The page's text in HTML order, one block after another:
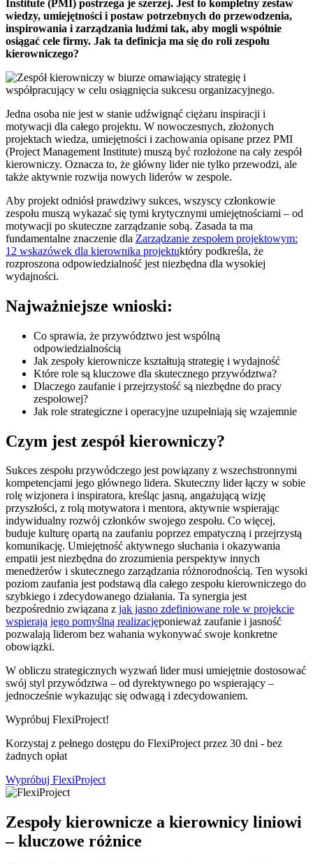
Institute (PMI) postrzega je szerzej. Jest to kompletny zestaw
wiedzy, umiejętności i postaw potrzebnych do przewodzenia,
inspirowania i zarządzania ludźmi tak, aby mogli wspólnie
osiągać cele firmy. Jak ta definicja ma się do roli zespołu
kierowniczego?
Jedna osoba nie jest w stanie udźwignąć ciężaru inspiracji i
motywacji dla całego projektu. W nowoczesnych, złożonych
projektach wiedza, umiejętności i zachowania opisane przez PMI
(Project Management Institute) muszą być rozłożone na cały zespół
kierowniczy. Oznacza to, że główny lider nie tylko przewodzi, ale
także aktywnie rozwija nowych liderów w zespole.
Aby projekt odniósł prawdziwy sukces, wszyscy członkowie
zespołu muszą wykazać się tymi krytycznymi umiejętnościami – od
motywacji po skuteczne zarządzanie sobą. Zasada ta ma
fundamentalne znaczenie dla Zarządzanie zespołem projektowym:
12 wskazówek dla kierownika projektuktóry podkreśla, że
rozproszona odpowiedzialność jest niezbędna dla wysokiej
wydajności.
Najważniejsze wnioski:
Co sprawia, że przywództwo jest wspólną
odpowiedzialnością
Jak zespoły kierownicze kształtują strategię i wydajność
Które role są kluczowe dla skutecznego przywództwa?
Dlaczego zaufanie i przejrzystość są niezbędne do pracy
zespołowej?
Jak role strategiczne i operacyjne uzupełniają się wzajemnie
Czym jest zespół kierowniczy?
Sukces zespołu przywódczego jest powiązany z wszechstronnymi
kompetencjami jego głównego lidera. Skuteczny lider łączy w sobie
rolę wizjonera i inspiratora, kreśląc jasną, angażującą wizję
przyszłości, z rolą motywatora i mentora, aktywnie wspierając
indywidualny rozwój członków swojego zespołu. Co więcej,
buduje kulturę opartą na zaufaniu poprzez empatyczną i przejrzystą
komunikację. Umiejętność aktywnego słuchania i okazywania
empatii jest niezbędna do zrozumienia perspektyw innych
menedżerów i skutecznego zarządzania różnorodnością. Ten wysoki
poziom zaufania jest podstawą dla całego zespołu kierowniczego do
szybkiego i zdecydowanego działania. Ta synergia jest
bezpośrednio związana z jak jasno zdefiniowane role w projekcie
wspierają jego pomyślną realizacjęponieważ zaufanie i jasność
pozwalają liderom bez wahania wykonywać swoje konkretne
obowiązki.
W obliczu strategicznych wyzwań lider musi umiejętnie dostosować
swój styl przywództwa – od dyrektywnego po wspierający –
jednocześnie wykazując się odwagą i zdecydowaniem.
Wypróbuj FlexiProject!
Korzystaj z pełnego dostępu do FlexiProject przez 30 dni - bez
żadnych opłat
Wypróbuj FlexiProject
Zespoły kierownicze a kierownicy liniowi
– kluczowe różnice